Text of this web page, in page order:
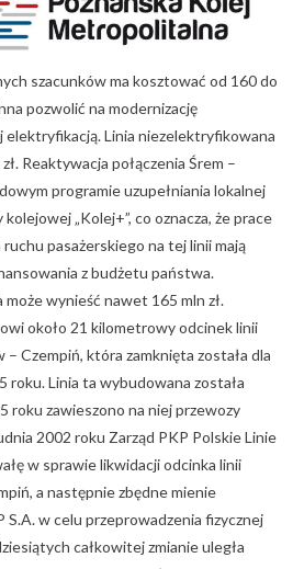
szacunków ma kosztować od 160 do
pozwolić na modernizację
elektryfikacją. Linia niezelektryfikowana
Reaktywacja połączenia Śrem –
programie uzupełniania lokalnej
„Kolej+”, co oznacza, że prace
pasażerskiego na tej linii mają
z budżetu państwa.
wynieść nawet 165 mln zł.
około 21 kilometrowy odcinek linii
Czempiń, która zamknięta została dla
roku. Linia ta wybudowana została
roku zawieszono na niej przewozy
2002 roku Zarząd PKP Polskie Linie
w sprawie likwidacji odcinka linii
a następnie zbędne mienie
S.A. w celu przeprowadzenia fizycznej
całkowitej zmianie uległa